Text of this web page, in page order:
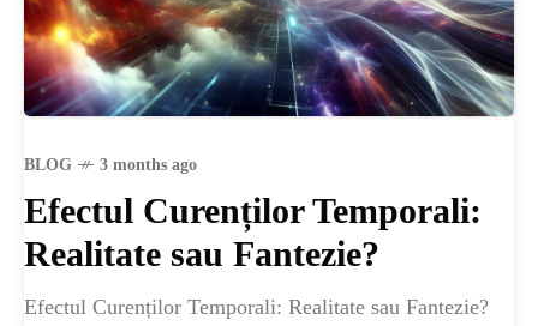
BLOG 3 months ago
Efectul Curenților Temporali:
Realitate sau Fantezie?
Efectul Curenților Temporali: Realitate sau Fantezie?